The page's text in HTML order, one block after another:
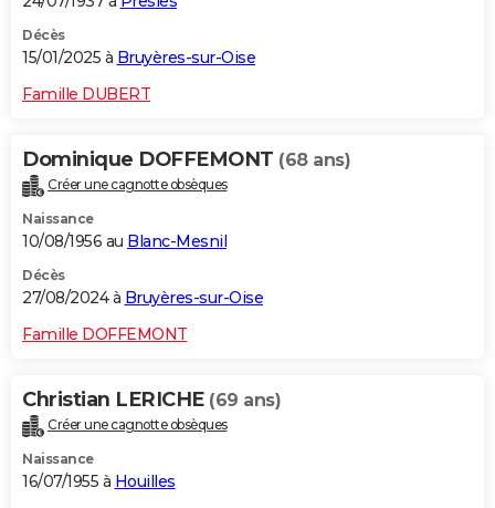
Décès
15/01/2025 à Bruyères-sur-Oise
Famille DUBERT
Dominique DOFFEMONT (68 ans)
Créer une cagnotte obsèques
Naissance
10/08/1956 au Blanc-Mesnil
Décès
27/08/2024 à Bruyères-sur-Oise
Famille DOFFEMONT
Christian LERICHE (69 ans)
Créer une cagnotte obsèques
Naissance
16/07/1955 à Houilles